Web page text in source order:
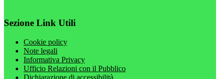
Sezione Link Utili
Cookie policy
Note legali
Informativa Privacy
Ufficio Relazioni con il Pubblico
Dichiarazione di accessibilità